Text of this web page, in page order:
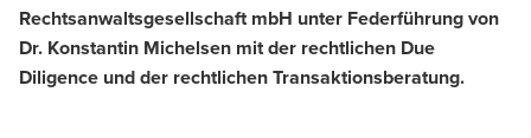
Rechtsanwaltsgesellschaft mbH unter Federführung von
Dr. Konstantin Michelsen mit der rechtlichen Due
Diligence und der rechtlichen Transaktionsberatung.